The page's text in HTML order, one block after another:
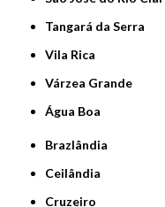
Tangará da Serra
Vila Rica
Várzea Grande
Água Boa
Brazlândia
Ceilândia
Cruzeiro